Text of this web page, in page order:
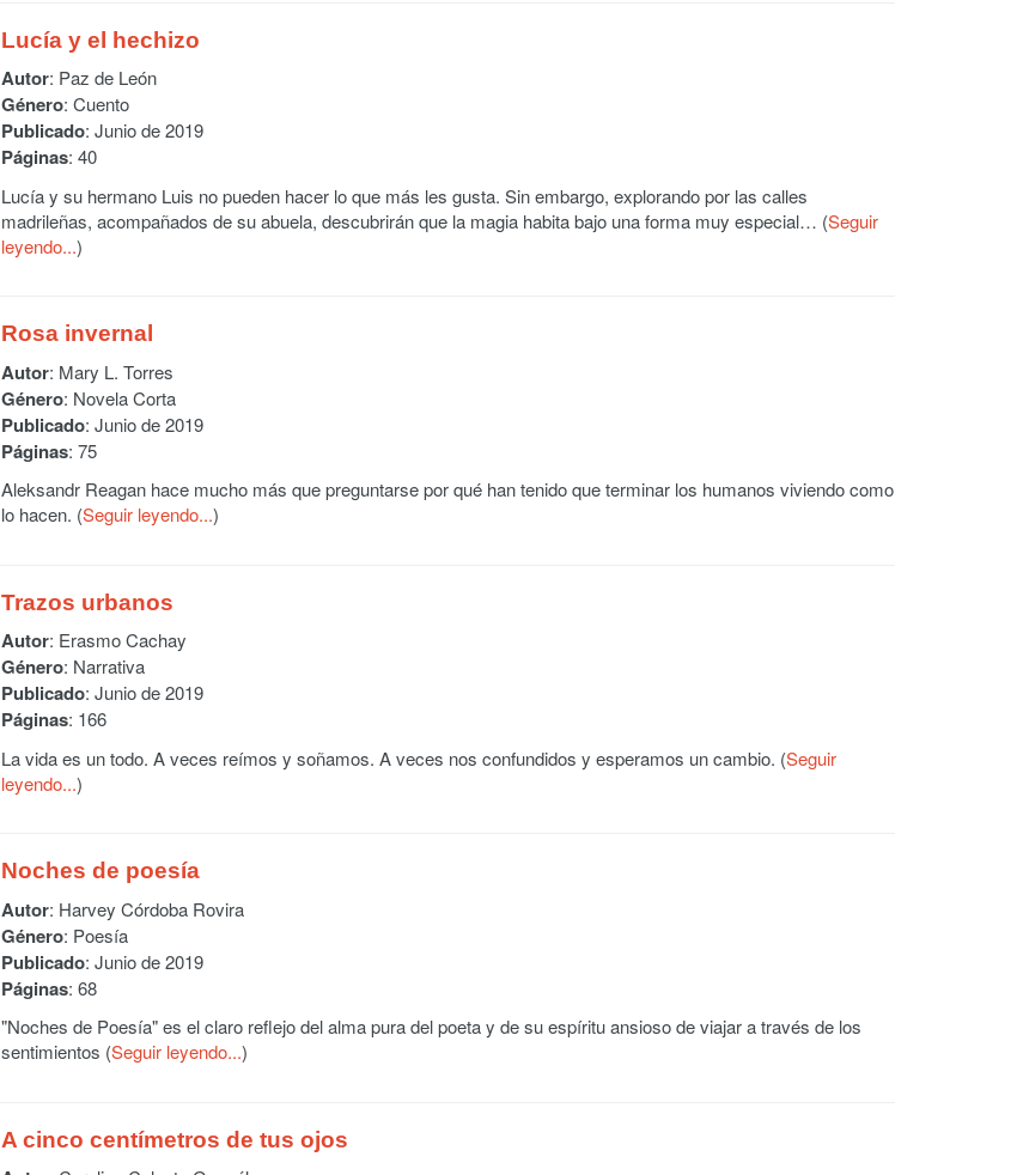
Lucía y el hechizo
Autor: Paz de León
Género: Cuento
Publicado: Junio de 2019
Páginas: 40
Lucía y su hermano Luis no pueden hacer lo que más les gusta. Sin embargo, explorando por las calles
madrileñas, acompañados de su abuela, descubrirán que la magia habita bajo una forma muy especial… (Seguir
leyendo...)
Rosa invernal
Autor: Mary L. Torres
Género: Novela Corta
Publicado: Junio de 2019
Páginas: 75
Aleksandr Reagan hace mucho más que preguntarse por qué han tenido que terminar los humanos viviendo como
lo hacen. (Seguir leyendo...)
Trazos urbanos
Autor: Erasmo Cachay
Género: Narrativa
Publicado: Junio de 2019
Páginas: 166
La vida es un todo. A veces reímos y soñamos. A veces nos confundidos y esperamos un cambio. (Seguir
leyendo...)
Noches de poesía
Autor: Harvey Córdoba Rovira
Género: Poesía
Publicado: Junio de 2019
Páginas: 68
"Noches de Poesía" es el claro reflejo del alma pura del poeta y de su espíritu ansioso de viajar a través de los
sentimientos (Seguir leyendo...)
A cinco centímetros de tus ojos